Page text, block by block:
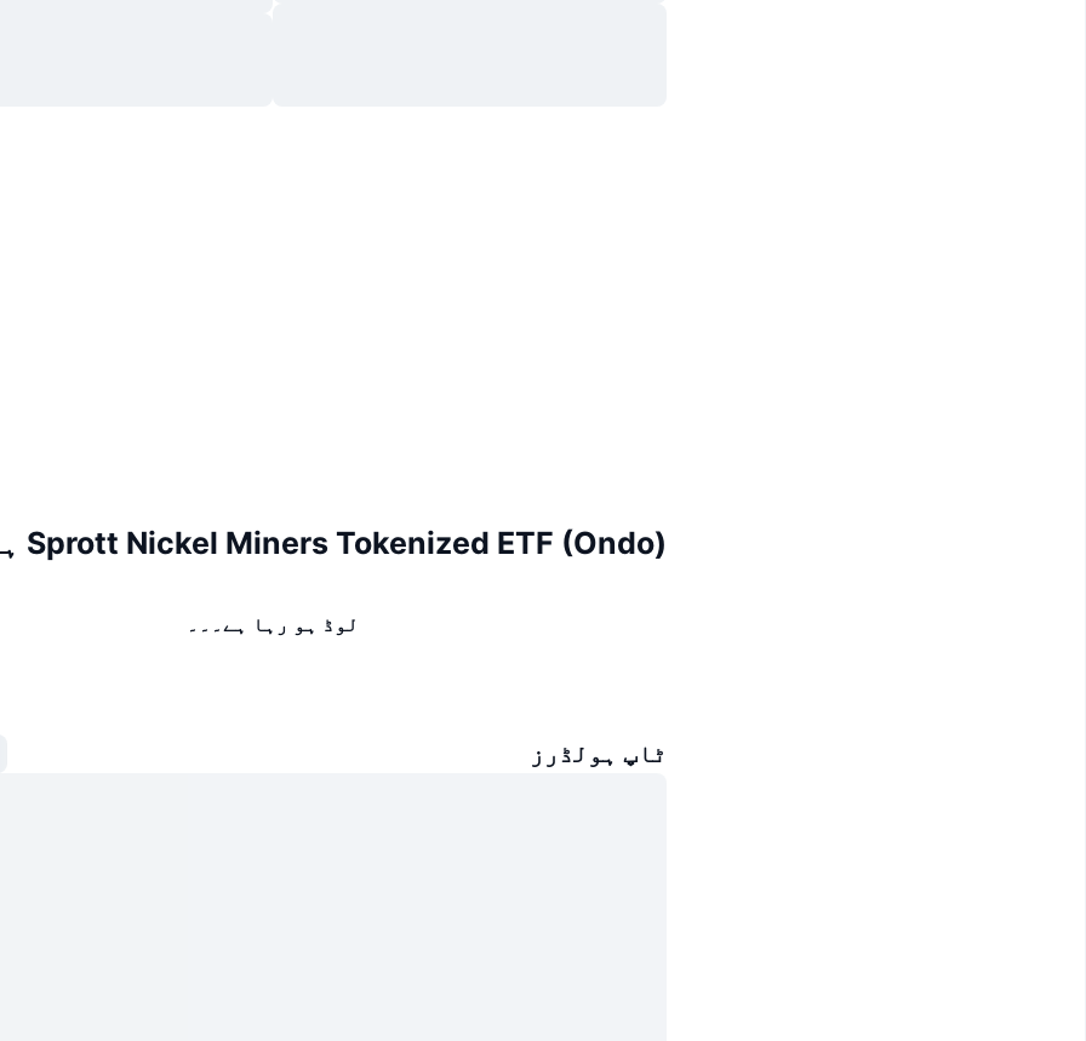
Sprott Nickel Miners Tokenized ETF (Ondo) ہولڈرز
لوڈ ہو رہا ہے۔۔۔
ٹاپ ہولڈرز